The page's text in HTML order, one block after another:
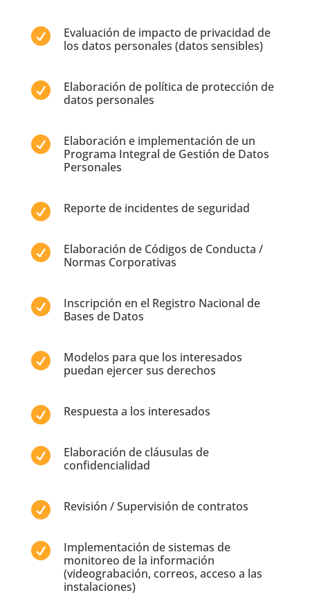

Evaluación de impacto de privacidad de
los datos personales (datos sensibles)

Elaboración de política de protección de
datos personales

Elaboración e implementación de un
Programa Integral de Gestión de Datos
Personales
 Reporte de incidentes de seguridad

Elaboración de Códigos de Conducta /
Normas Corporativas

Inscripción en el Registro Nacional de
Bases de Datos

Modelos para que los interesados
puedan ejercer sus derechos
 Respuesta a los interesados

Elaboración de cláusulas de
confidencialidad
 Revisión / Supervisión de contratos

Implementación de sistemas de
monitoreo de la información
(videograbación, correos, acceso a las
instalaciones)